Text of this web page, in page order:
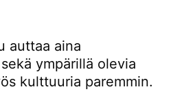
auttaa aina
ympärillä olevia
kulttuuria paremmin.